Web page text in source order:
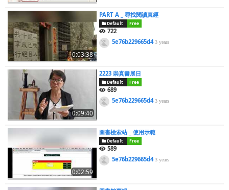
0:03:38
PART A _ 尋找閱讀真經
Default Free
722
5e76b229665d43 years
0:09:40
2223 崇真書展日
Default Free
689
5e76b229665d43 years
0:02:59
圖書檢索站 _ 使用示範
Default Free
589
5e76b229665d43 years